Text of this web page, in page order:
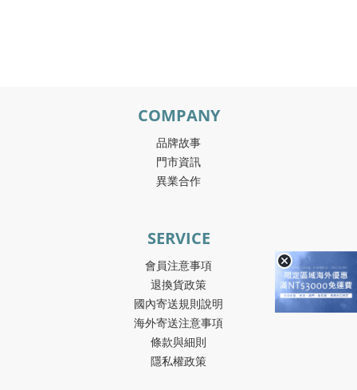
COMPANY
品牌故事
門市資訊
異業合作
SERVICE
會員注意事項
退換貨政策
國內寄送規則說明
海外寄送注意事項
條款與細則
隱私權政策